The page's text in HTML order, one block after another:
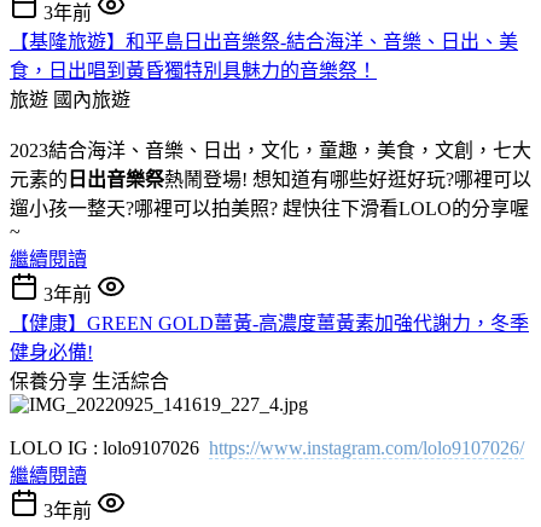
3年前
【基隆旅遊】和平島日出音樂祭-結合海洋、音樂、日出、美
食，日出唱到黃昏獨特別具魅力的音樂祭！
旅遊 國內旅遊
2023結合海洋、音樂、日出，文化，童趣，美食，文創，七大
元素的 日出音樂祭熱鬧登場! 想知道有哪些好逛好玩?哪裡可以
遛小孩一整天?哪裡可以拍美照? 趕快往下滑看LOLO的分享喔
~
繼續閱讀
3年前
【健康】GREEN GOLD薑黃-高濃度薑黃素加強代謝力，冬季
健身必備!
保養分享 生活綜合
LOLO IG : lolo9107026 https://www.instagram.com/lolo9107026/
繼續閱讀
3年前